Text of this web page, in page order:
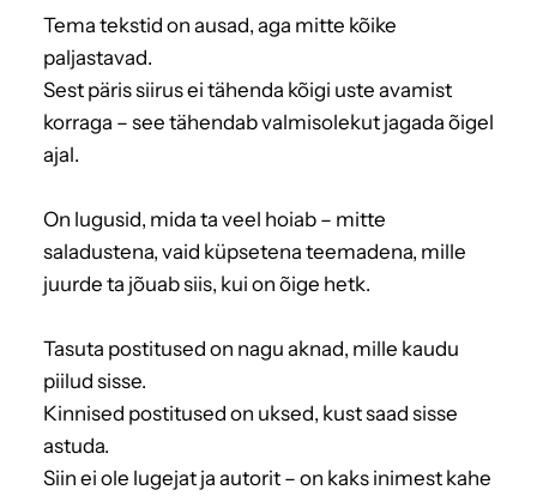
Tema tekstid on ausad, aga mitte kõike
paljastavad.
Sest päris siirus ei tähenda kõigi uste avamist
korraga – see tähendab valmisolekut jagada õigel
ajal.
On lugusid, mida ta veel hoiab – mitte
saladustena, vaid küpsetena teemadena, mille
juurde ta jõuab siis, kui on õige hetk.
Tasuta postitused on nagu aknad, mille kaudu
piilud sisse.
Kinnised postitused on uksed, kust saad sisse
astuda.
Siin ei ole lugejat ja autorit – on kaks inimest kahe